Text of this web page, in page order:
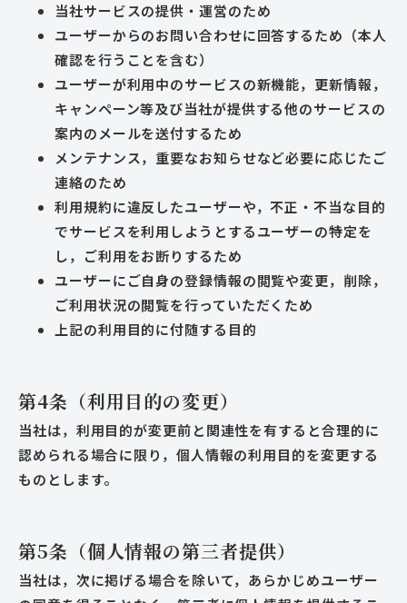
当社サービスの提供・運営のため
ユーザーからのお問い合わせに回答するため（本人
確認を行うことを含む）
ユーザーが利用中のサービスの新機能，更新情報，
キャンペーン等及び当社が提供する他のサービスの
案内のメールを送付するため
メンテナンス，重要なお知らせなど必要に応じたご
連絡のため
利用規約に違反したユーザーや，不正・不当な目的
でサービスを利用しようとするユーザーの特定を
し，ご利用をお断りするため
ユーザーにご自身の登録情報の閲覧や変更，削除，
ご利用状況の閲覧を行っていただくため
上記の利用目的に付随する目的
第4条（利用目的の変更）
当社は，利用目的が変更前と関連性を有すると合理的に
認められる場合に限り，個人情報の利用目的を変更する
ものとします。
第5条（個人情報の第三者提供）
当社は，次に掲げる場合を除いて，あらかじめユーザー